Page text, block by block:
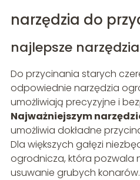
narzędzia do
najlepsze
Do przycinania starych
odpowiednie narzędzia
umożliwiają precyzyjne i
Najważniejszym
umożliwia dokładne
Dla większych gałęzi
ogrodnicza, która pozwala
usuwanie grubych konarów.